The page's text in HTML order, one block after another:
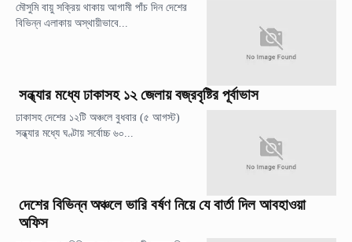
মৌসুমি বায়ু সক্রিয় থাকায় আগামী পাঁচ দিন দেশের
বিভিন্ন এলাকায় অস্থায়ীভাবে...
সন্ধ্যার মধ্যে ঢাকাসহ ১২ জেলায় বজ্রবৃষ্টির পূর্বাভাস
ঢাকাসহ দেশের ১২টি অঞ্চলে বুধবার (৫ আগস্ট)
সন্ধ্যার মধ্যে ঘণ্টায় সর্বোচ্চ ৬০...
দেশের বিভিন্ন অঞ্চলে ভারি বর্ষণ নিয়ে যে বার্তা দিল আবহাওয়া
অফিস